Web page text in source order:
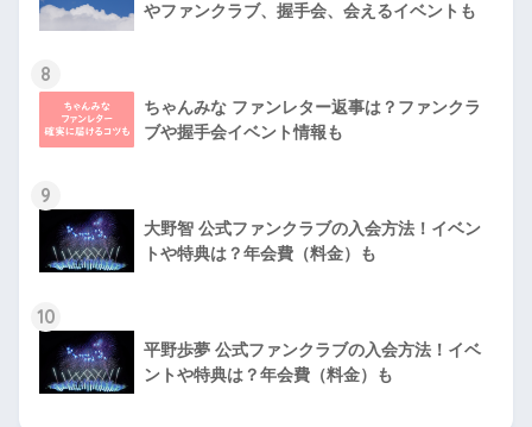
やファンクラブ、握手会、会えるイベントも
8
ちゃんみな ファンレター返事は？ファンクラ
ブや握手会イベント情報も
9
大野智 公式ファンクラブの入会方法！イベン
トや特典は？年会費（料金）も
10
平野歩夢 公式ファンクラブの入会方法！イベ
ントや特典は？年会費（料金）も